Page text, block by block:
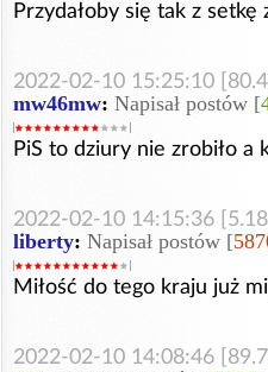
Przydałoby się tak z setkę
2022-02-10 15:25:10
mw46mw: Napisał postów [
PiS to dziury nie zrobiło a
2022-02-10 14:15:36
liberty: Napisał postów [
Miłość do tego kraju już
2022-02-10 14:08:46